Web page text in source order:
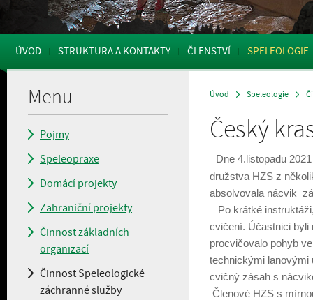
ÚVOD STRUKTURA A KONTAKTY ČLENSTVÍ SPELEOLOGIE
Menu
Pojmy
Speleopraxe
Domácí projekty
Zahraniční projekty
Činnost základních
organizací
Činnost Speleologické
záchranné služby
Úvod Speleologie
Český
Dne 4.listopadu
družstva HZS z
absolvovala nácvik
Po krátké
cvičení. Účastnici byli
procvičovalo pohyb
technickými lanovými
cvičný zásah s
Č lenové HZS s